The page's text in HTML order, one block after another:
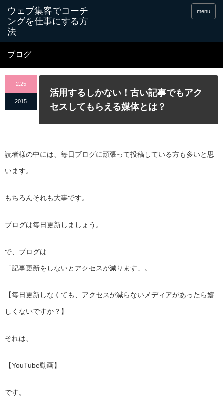
menu
ブログ
2.25
2015
活用するしかない！古い記事でもアク
セスしてもらえる媒体とは？
読者様の中には、毎日ブログに頑張って投稿している方も多いと思
います。
もちろんそれも大事です。
ブログは毎日更新しましょう。
で、ブログは
「記事更新をしないとアクセスが減ります」。
【毎日更新しなくても、アクセスが減らないメディアがあったら嬉
しくないですか？】
それは、
【YouTube動画】
です。